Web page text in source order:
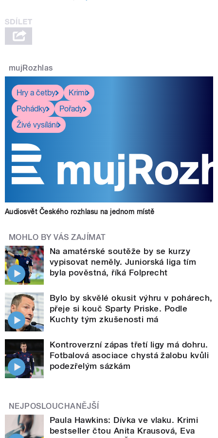
mujRozhlas
Hry a četby
Krimi
Pohádky
Pořady
Živé vysílání
Audiosvět Českého rozhlasu na jednom místě
MOHLO BY VÁS ZAJÍMAT
Na amatérské soutěže by se kurzy
vypisovat neměly. Juniorská liga tím
byla pověstná, říká Folprecht
Bylo by skvělé okusit výhru v pohárech,
přeje si kouč Sparty Priske. Podle
Kuchty tým zkušenosti má
Kontroverzní zápas třetí ligy má dohru.
Fotbalová asociace chystá žalobu kvůli
podezřelým sázkám
NEJPOSLOUCHANĚJŠÍ
Paula Hawkins: Dívka ve vlaku. Krimi
bestseller čtou Anita Krausová, Eva